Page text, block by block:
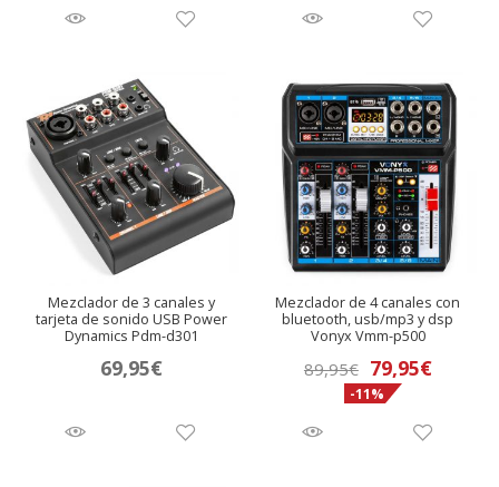
original
109,90€.
original
156€.
actual
91,13€.
Mezclador de 3 canales y
tarjeta de sonido USB Power
Dynamics Pdm-d301
69,95€
Mezclador de 4 canales con
bluetooth, usb/mp3 y dsp
Vonyx Vmm-p500
89,95€ El
precio
original
79,95€El
actual
-11%